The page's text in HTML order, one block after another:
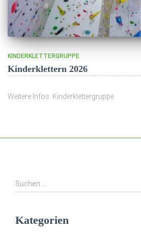
KINDERKLETTERGRUPPE
Kinderklettern 2026
Weitere Infos: Kinderklettergruppe
S
u
e
Suchen …
Kategorien